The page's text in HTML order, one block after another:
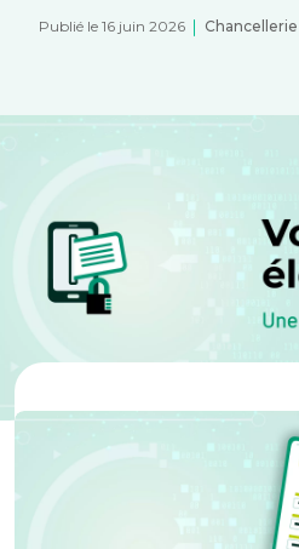
Publié le 16 juin 2026